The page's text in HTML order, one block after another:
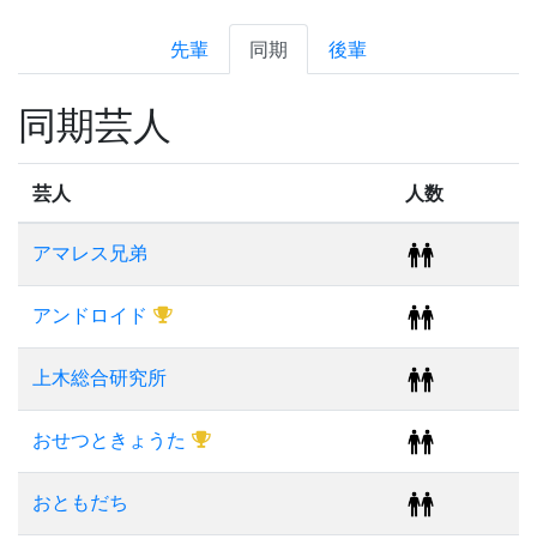
先輩 同期 後輩
同期芸人
芸人 人数
アマレス兄弟
アンドロイド
上木総合研究所
おせつときょうた
おともだち